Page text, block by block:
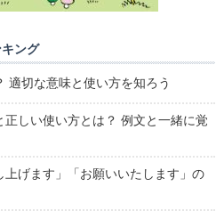
ング
適切な意味と使い方を知ろう
正しい使い方とは？ 例文と一緒に覚
上げます」「お願いいたします」の